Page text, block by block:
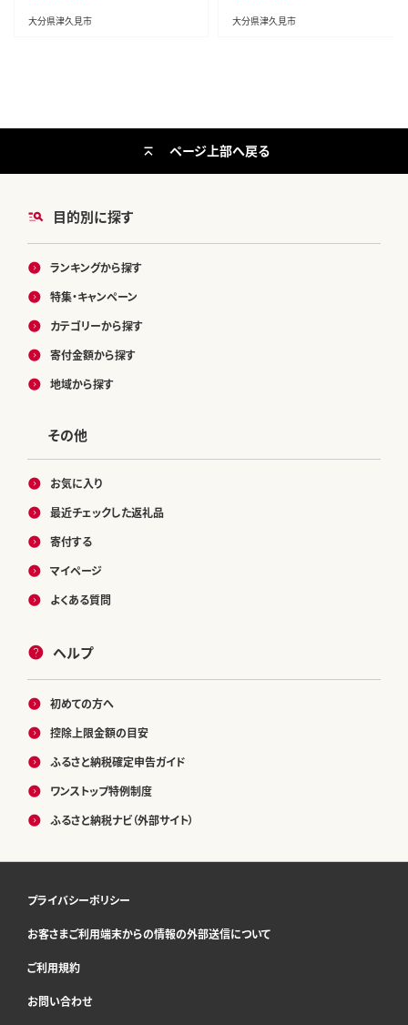
大分県津久見市 大分県津久見市
目的別に探す
ランキングから探す
特集・キャンペーン
カテゴリーから探す
寄付金額から探す
地域から探す
その他
お気に入り
最近チェックした返礼品
寄付する
マイページ
よくある質問
ヘルプ
初めての方へ
控除上限金額の目安
ふるさと納税確定申告ガイド
ワンストップ特例制度
ふるさと納税ナビ（外部サイト）
ページ上部へ戻る
プライバシーポリシー
お客さまご利用端末からの情報の外部送信について
ご利用規約
お問い合わせ